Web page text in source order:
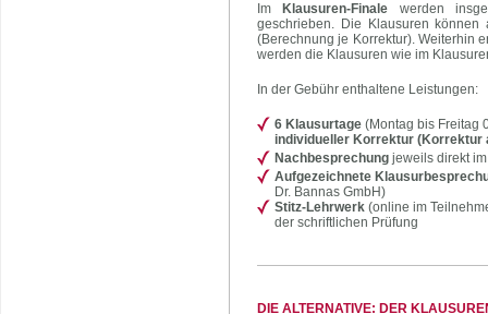
Im Klausuren-Finale werden
geschrieben. Die Klausuren
(Berechnung je Korrektur). Weiterhin
werden die Klausuren wie im
In der Gebühr enthaltene Leistungen:
6 Klausurtage (Montag bis Freitag
individueller Korrektur (Korrektur
Nachbesprechung jeweils direkt
Aufgezeichnete
Dr. Bannas GmbH)
Stitz-Lehrwerk (online im
der schriftlichen Prüfung
DIE ALTERNATIVE: DER